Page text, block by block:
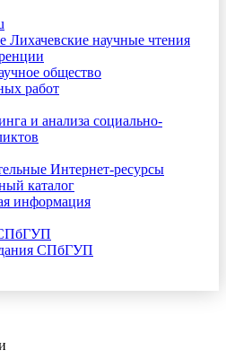
научные чтения
общество
работ
и анализа социально-
Интернет-ресурсы
каталог
информация
СПбГУП